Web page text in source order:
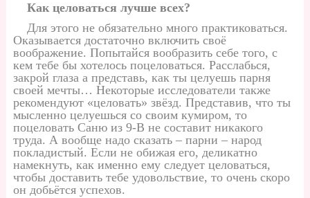
Как целоваться лучше всех?
Для этого не обязательно много практиковаться.
Оказывается достаточно включить своё
воображение. Попытайся вообразить себе того, с
кем тебе бы хотелось поцеловаться. Расслабься,
закрой глаза а представь, как ты целуешь парня
своей мечты… Некоторые исследователи также
рекомендуют «целовать» звёзд. Представив, что ты
мысленно целуешься со своим кумиром, то
поцеловать Саню из 9-В не составит никакого
труда. А вообще надо сказать – парни – народ
покладистый. Если не обижая его, деликатно
намекнуть, как именно ему следует целоваться,
чтобы доставить тебе удовольствие, то очень скоро
он добьётся успехов.